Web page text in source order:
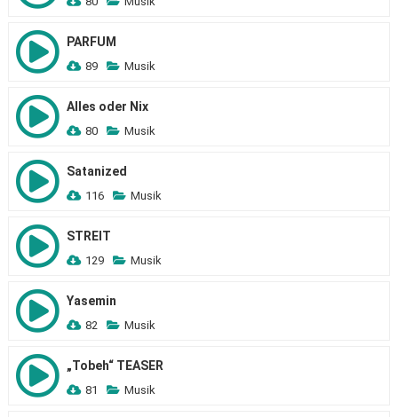
PARFUM
89 Musik
Alles oder Nix
80 Musik
Satanized
116 Musik
STREIT
129 Musik
Yasemin
82 Musik
„Tobeh“ TEASER
81 Musik